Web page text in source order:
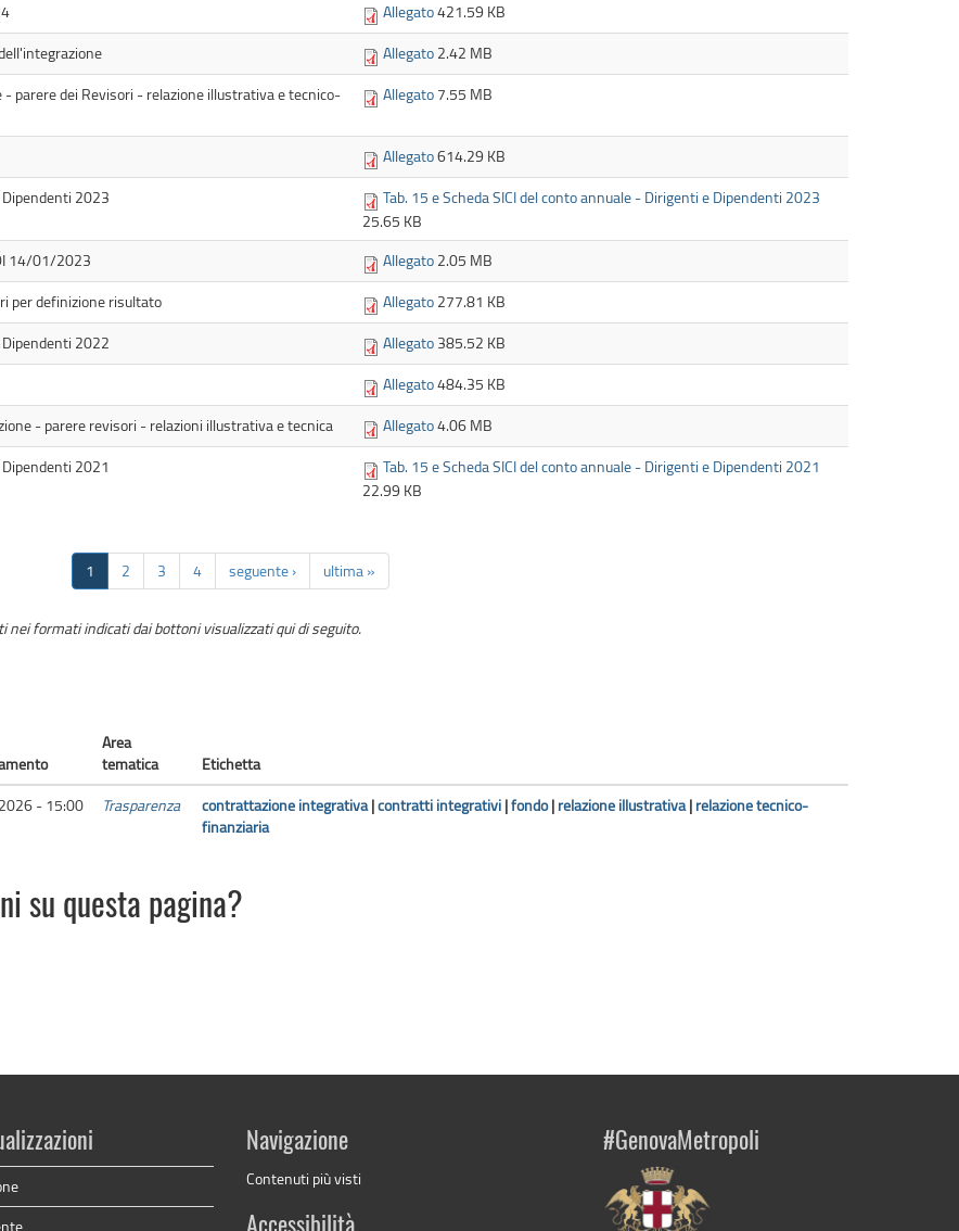
Allegato421.59 KB
Allegato 2.42 MB
parere dei Revisori - relazione illustrativa e tecnico-
Allegato 7.55 MB
Allegato614.29 KB
Dipendenti 2023
Tab. 15 e Scheda SICI del conto annuale - Dirigenti e Dipendenti 2023
25.65 KB
14/01/2023 Allegato 2.05 MB
per definizione risultato Allegato 277.81 KB
Dipendenti 2022 Allegato 385.52 KB
Allegato484.35 KB
- parere revisori - relazioni illustrativa e tecnica Allegato4.06 MB
Dipendenti 2021
Tab. 15 e Scheda SICI del conto annuale - Dirigenti e Dipendenti 2021
22.99 KB
1 2 3 4 seguente › ultima »
formati indicati dai bottoni visualizzati qui di seguito.
Area
tematica
Etichetta
- 15:00 Trasparenza contrattazione integrativa|contratti integrativi |fondo| relazione illustrativa| relazione tecnico-
finanziaria
su questa pagina?
Navigazione
Contenuti più visti
Accessibilità
#GenovaMetropoli